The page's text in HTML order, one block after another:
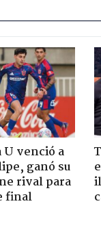
U venció a
ganó su
rival para
final